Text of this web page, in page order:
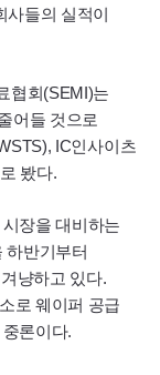
들의 실적이
협회(SEMI )는
어들 것으로
), IC인사이츠
봤다.
장을 대비하는
하반기부터
냥하고 있다.
로 웨이퍼 공급
론이다.